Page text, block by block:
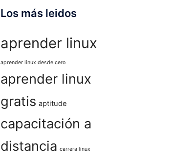
Los más leidos
aprender linux
aprender linux desde cero
aprender linux
gratis aptitude
capacitación a
distancia carrera linux